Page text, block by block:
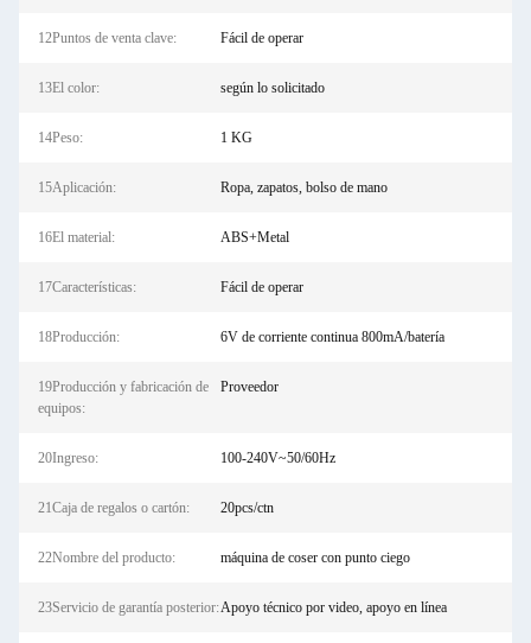
12Puntos de venta clave: Fácil de operar
13El color: según lo solicitado
14Peso: 1 KG
15Aplicación: Ropa, zapatos, bolso de mano
16El material: ABS+Metal
17Características: Fácil de operar
18Producción: 6V de corriente continua 800mA/batería
19Producción y fabricación de
equipos:
Proveedor
20Ingreso: 100-240V~50/60Hz
21Caja de regalos o cartón: 20pcs/ctn
22Nombre del producto: máquina de coser con punto ciego
23Servicio de garantía posterior:Apoyo técnico por video, apoyo en línea